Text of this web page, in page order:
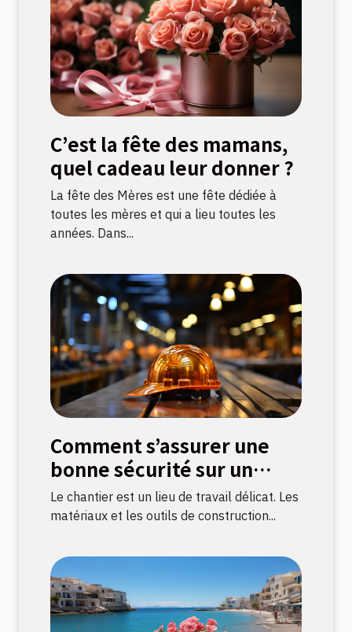
C’est la fête des mamans,
quel cadeau leur donner ?
La fête des Mères est une fête dédiée à
toutes les mères et qui a lieu toutes les
années. Dans...
Comment s’assurer une
bonne sécurité sur un
chantier ?
Le chantier est un lieu de travail délicat. Les
matériaux et les outils de construction...